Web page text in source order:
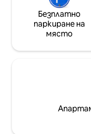
Безплатно
паркиране на
място